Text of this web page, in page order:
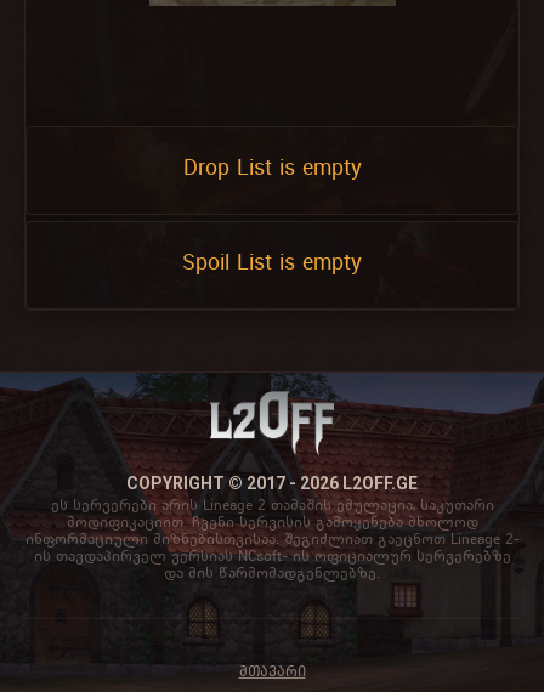
Drop List is empty
Spoil List is empty
COPYRIGHT © 2017 - 2026 L2OFF.GE
ეს სერვერები არის Lineage 2 თამაშის ემულაცია, საკუთარი
მოდიფიკაციით. ჩვენი სერვისის გამოყენება მხოლოდ
ინფორმაციული მიზნებისთვისაა. შეგიძლიათ გაეცნოთ Lineage 2-
ის თავდაპირველ ვერსიას NCsoft- ის ოფიციალურ სერვერებზე
და მის წარმომადგენლებზე.
ᲛᲗᲐᲕᲐᲠᲘ